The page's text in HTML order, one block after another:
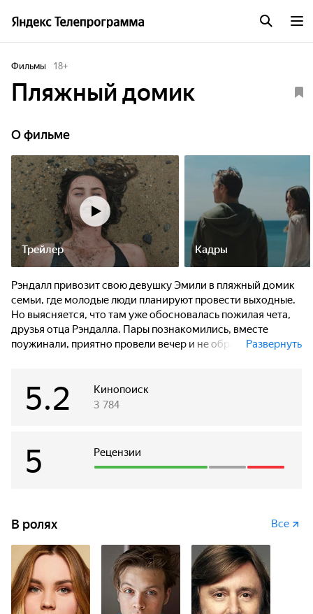
Фильмы 18+
Пляжный домик
О фильме
Трейлер Кадры
Рэндалл привозит свою девушку Эмили в пляжный домик
семьи, где молодые люди планируют провести выходные.
Но выясняется, что там уже обосновалась пожилая чета,
друзья отца Рэндалла. Пары познакомились, вместе
поужинали, приятно провели вечер и не обратили
происходить пугающие события.
Развернуть
Кинопоиск
5.2 3 784
Рецензии
5
В ролях Все